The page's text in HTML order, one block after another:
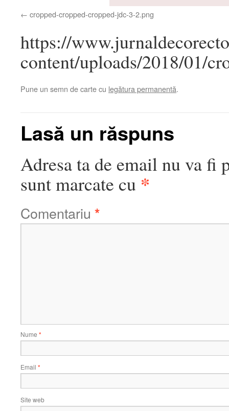
cropped-cropped-cropped-jdc-3-2.png
https://
content/uploads/2018/01/
Pune un semn de carte cu legătura permanentă.
Lasă un răspuns
Adresa ta de email nu va fi
sunt marcate cu *
Comentariu *
Nume *
Email *
Site web